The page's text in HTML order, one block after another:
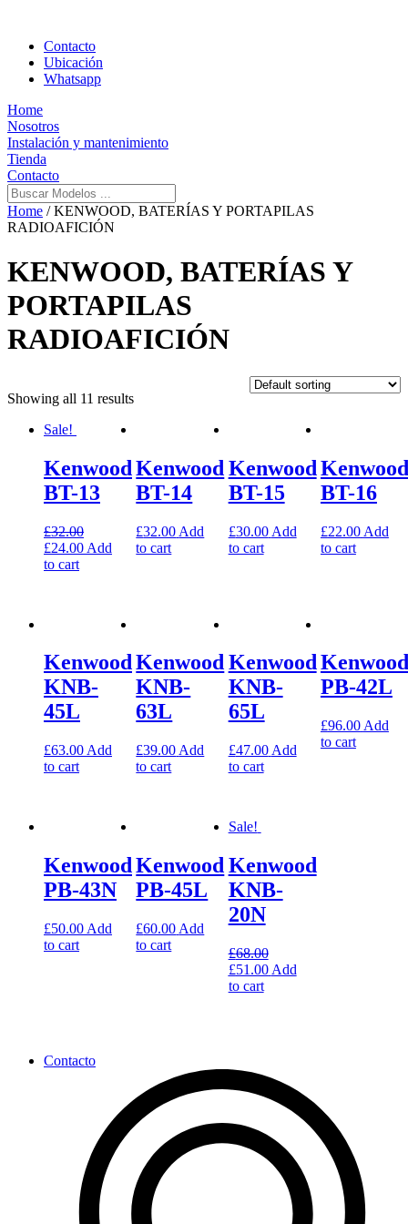
Contacto
Ubicación
Whatsapp
Home
Nosotros
Instalación y mantenimiento
Tienda
Contacto
Home / KENWOOD, BATERÍAS Y PORTAPILAS
RADIOAFICIÓN
KENWOOD, BATERÍAS Y
PORTAPILAS
RADIOAFICIÓN
Showing all 11 results
Sale!
Kenwood
BT-13
£32.00
£24.00 Add
to cart
Kenwood
BT-14
£32.00 Add
to cart
Kenwood
BT-15
£30.00 Add
to cart
Kenwood
BT-16
£22.00 Add
to cart
Kenwood
KNB-
45L
£63.00 Add
to cart
Kenwood
KNB-
63L
£39.00 Add
to cart
Kenwood
KNB-
65L
£47.00 Add
to cart
Kenwood
PB-42L
£96.00 Add
to cart
Kenwood
PB-43N
£50.00 Add
to cart
Kenwood
PB-45L
£60.00 Add
to cart
Sale!
Kenwood
KNB-
20N
£68.00
£51.00 Add
to cart
Contacto